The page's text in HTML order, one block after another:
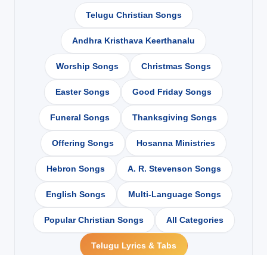
Telugu Christian Songs
Andhra Kristhava Keerthanalu
Worship Songs Christmas Songs
Easter Songs Good Friday Songs
Funeral Songs Thanksgiving Songs
Offering Songs Hosanna Ministries
Hebron Songs A. R. Stevenson Songs
English Songs Multi-Language Songs
Popular Christian Songs All Categories
Telugu Lyrics & Tabs